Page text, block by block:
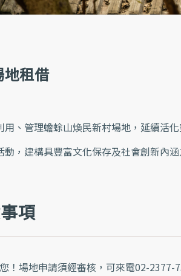
地租借
用、管理蟾蜍山煥民新村場地，延續活
動，建構具豐富文化保存及社會創新內
項
！場地申請須經審核，可來電02-2377-